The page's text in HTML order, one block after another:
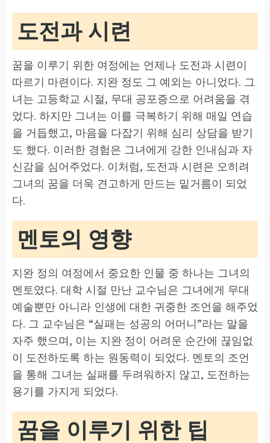
도전과 시련
꿈을 이루기 위한 여정에는 언제나 도전과 시련이
따르기 마련이다. 지완 정도 그 예외는 아니었다. 그
녀는 고등학교 시절, 무대 공포증으로 어려움을 겪
었다. 하지만 그녀는 이를 극복하기 위해 매일 연습
을 거듭했고, 마음을 다잡기 위해 심리 상담을 받기
도 했다. 이러한 경험은 그녀에게 강한 인내심과 자
신감을 심어주었다. 이처럼, 도전과 시련은 오히려
그녀의 꿈을 더욱 견고하게 만드는 밑거름이 되었
다.
멘토의 영향
지완 정의 여정에서 중요한 인물 중 하나는 그녀의
멘토였다. 대학 시절 만난 교수님은 그녀에게 무대
예술뿐만 아니라 인생에 대한 귀중한 조언을 해주었
다. 그 교수님은 “실패는 성공의 어머니”라는 말을
자주 했으며, 이는 지완 정이 어려운 순간에 끊임없
이 도전하도록 하는 원동력이 되었다. 멘토의 조언
을 통해 그녀는 실패를 두려워하지 않고, 도전하는
용기를 가지게 되었다.
꿈을 이루기 위한 팁